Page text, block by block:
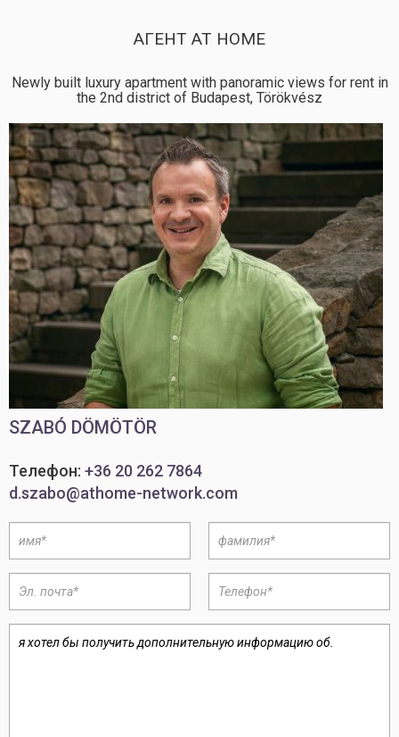
АГЕНТ AT HOME
Newly built luxury apartment with panoramic views for rent in
the 2nd district of Budapest, Törökvész
SZABÓ DÖMÖTÖR
Телефон: +36 20 262 7864
d.szabo@athome-network.com